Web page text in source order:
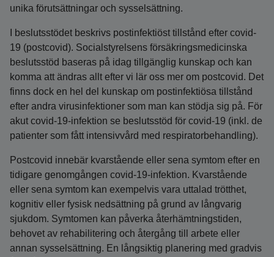
unika förutsättningar och sysselsättning.
I beslutsstödet beskrivs postinfektiöst tillstånd efter covid-
19 (postcovid). Socialstyrelsens försäkringsmedicinska
beslutsstöd baseras på idag tillgänglig kunskap och kan
komma att ändras allt efter vi lär oss mer om postcovid. Det
finns dock en hel del kunskap om postinfektiösa tillstånd
efter andra virusinfektioner som man kan stödja sig på. För
akut covid-19-infektion se beslutsstöd för covid-19 (inkl. de
patienter som fått intensivvård med respiratorbehandling).
Postcovid innebär kvarstående eller sena symtom efter en
tidigare genomgången covid-19-infektion. Kvarstående
eller sena symtom kan exempelvis vara uttalad trötthet,
kognitiv eller fysisk nedsättning på grund av långvarig
sjukdom. Symtomen kan påverka återhämtningstiden,
behovet av rehabilitering och återgång till arbete eller
annan sysselsättning. En långsiktig planering med gradvis